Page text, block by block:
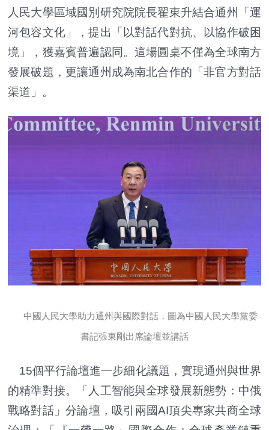
人民大學區域國別研究院院長翟東升結合通州「運
河包容文化」，提出「以對話代對抗、以協作破困
境」，獲嘉賓普遍認同。這場圓桌不僅為全球南方
發展破題，更讓通州成為南北合作的「非官方對話
渠道」。
中國人民大學助力通州與國際對話，圖為中國人民大學黨委
書記張東剛出席論壇並講話
15個平行論壇進一步細化議題，實現通州與世界
的精準對接。「人工智能與全球發展新態勢：中俄
戰略對話」分論壇，吸引兩國AI頂尖專家共商全球